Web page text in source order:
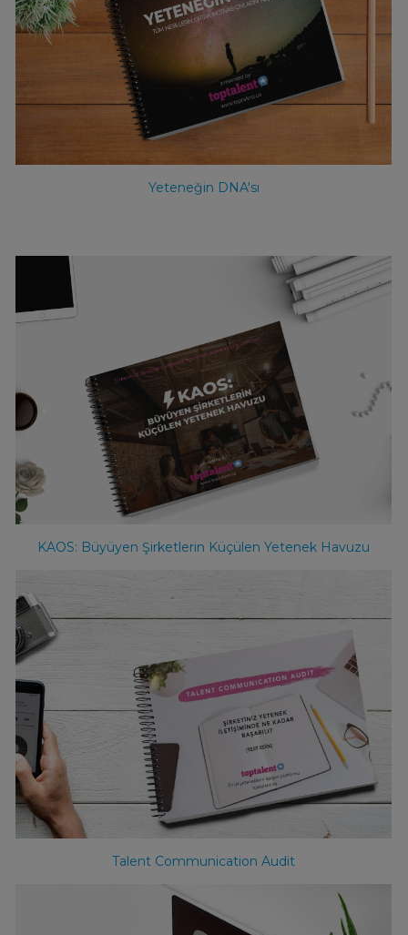
Yeteneğin DNA'sı
KAOS: Büyüyen Şirketlerin Küçülen Yetenek Havuzu
Talent Communication Audit